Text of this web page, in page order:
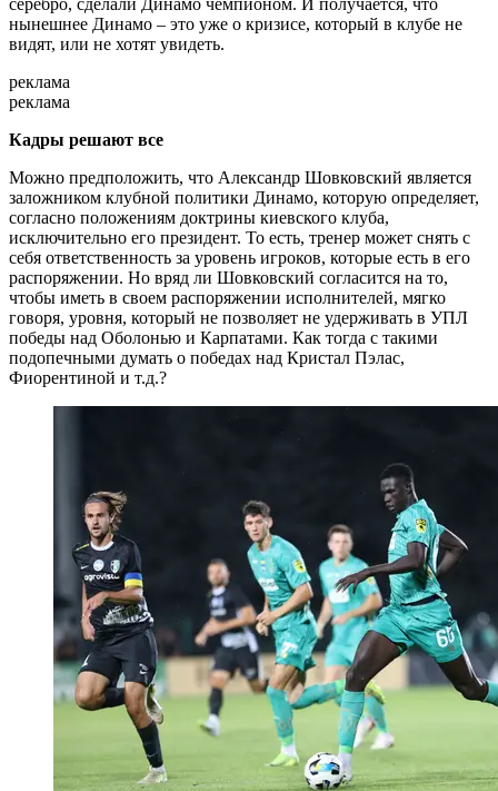
серебро, сделали Динамо чемпионом. И получается, что
нынешнее Динамо – это уже о кризисе, который в клубе не
видят, или не хотят увидеть.
реклама
реклама
Кадры решают все
Можно предположить, что Александр Шовковский является
заложником клубной политики Динамо, которую определяет,
согласно положениям доктрины киевского клуба,
исключительно его президент. То есть, тренер может снять с
себя ответственность за уровень игроков, которые есть в его
распоряжении. Но вряд ли Шовковский согласится на то,
чтобы иметь в своем распоряжении исполнителей, мягко
говоря, уровня, который не позволяет не удерживать в УПЛ
победы над Оболонью и Карпатами. Как тогда с такими
подопечными думать о победах над Кристал Пэлас,
Фиорентиной и т.д.?